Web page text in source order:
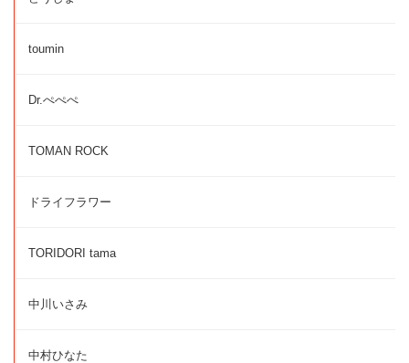
toumin
Dr.ぺぺぺ
TOMAN ROCK
ドライフラワー
TORIDORI tama
中川いさみ
中村ひなた